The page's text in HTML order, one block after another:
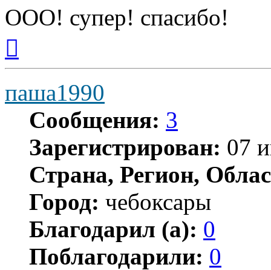
ООО! супер! спасибо!
началу
паша1990
Сообщения: 3
Зарегистрирован: 07
Страна, Регион,
Город: чебоксары
Благодарил (а): 0
Поблагодарили: 0